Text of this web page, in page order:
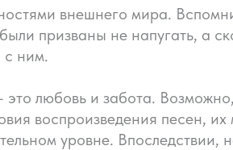
внешнего мира.
призваны не напугать, а
с ним.
любовь и забота.
воспроизведения песен, их
уровне. Впоследствии,